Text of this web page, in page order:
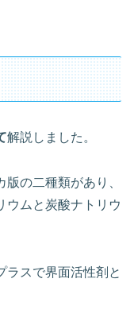
解説しました。
の二種類があり、
ウムと炭酸ナトリウ
ラスで界面活性剤と